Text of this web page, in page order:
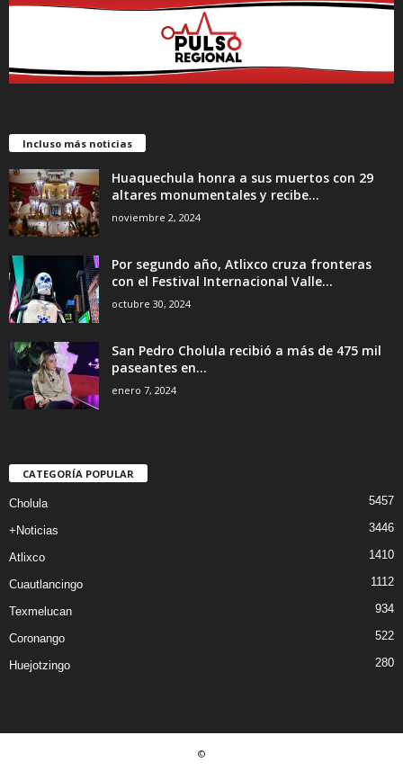
Incluso más noticias
Huaquechula honra a sus muertos con 29
altares monumentales y recibe...
noviembre 2, 2024
Por segundo año, Atlixco cruza fronteras
con el Festival Internacional Valle...
octubre 30, 2024
San Pedro Cholula recibió a más de 475 mil
paseantes en...
enero 7, 2024
CATEGORÍA POPULAR
Cholula 5457
+Noticias 3446
Atlixco 1410
Cuautlancingo 1112
Texmelucan 934
Coronango 522
Huejotzingo 280
©